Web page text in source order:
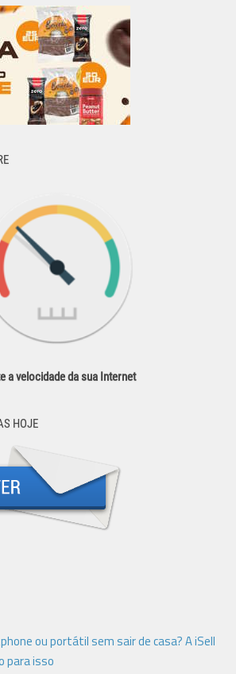
a velocidade da sua Internet
HOJE
ou portátil sem sair de casa? A iSell
para isso